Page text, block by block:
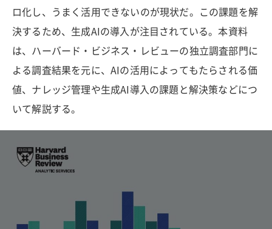
ロ化し、うまく活用できないのが現状だ。この課題を解
決するため、生成AIの導入が注目されている。本資料
は、ハーバード・ビジネス・レビューの独立調査部門に
よる調査結果を元に、AIの活用によってもたらされる価
値、ナレッジ管理や生成AI導入の課題と解決策などにつ
いて解説する。